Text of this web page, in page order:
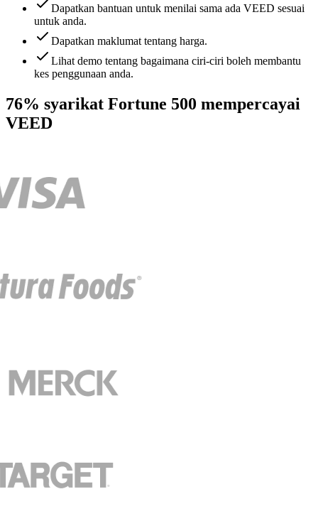
Dapatkan bantuan untuk menilai sama ada VEED sesuai
untuk anda.
Dapatkan maklumat tentang harga.
Lihat demo tentang bagaimana ciri-ciri boleh membantu
kes penggunaan anda.
76% syarikat Fortune 500 mempercayai
VEED